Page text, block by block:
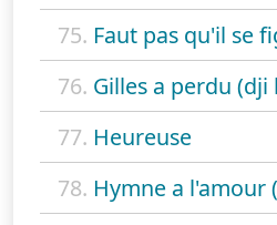
75. Faut pas qu'il se
76. Gilles a perdu
77. Heureuse
78. Hymne a l'amour